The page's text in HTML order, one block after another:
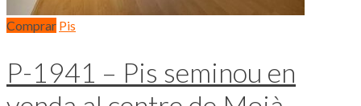
Comprar Pis
P-1941 – Pis seminou en